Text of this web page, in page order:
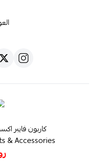
كاربون فايبر
& Accessories